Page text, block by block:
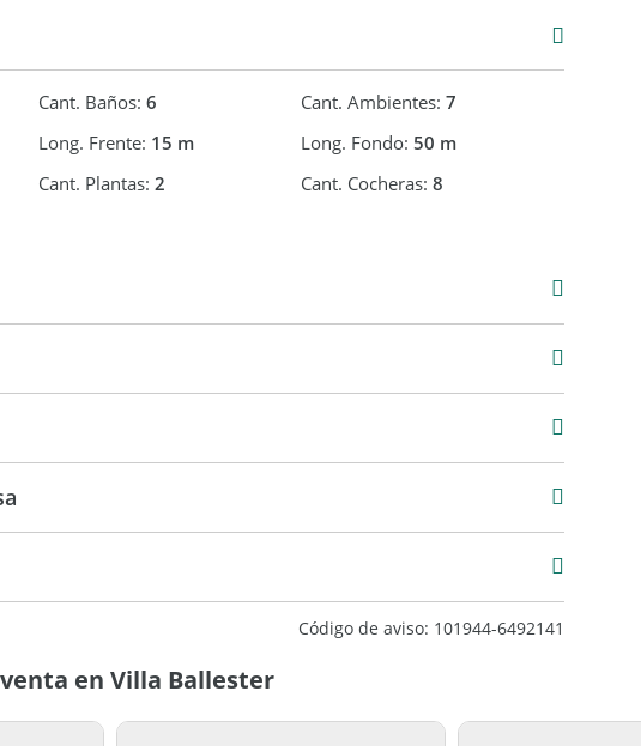
Cant. Baños: 6 Cant. Ambientes:7
Long. Frente: 15 m Long. Fondo:50 m
Cant. Plantas: 2 Cant. Cocheras:8
Código de aviso: 101944-6492141
en Villa Ballester